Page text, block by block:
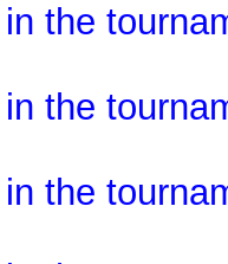
the
the
the